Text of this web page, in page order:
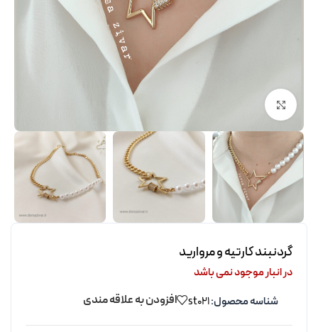
برای بزرگنمایی کلیک کنید
گردنبند کارتیه و مروارید
در انبار موجود نمی باشد
شناسه محصول:st021 افزودن به علاقه مندی